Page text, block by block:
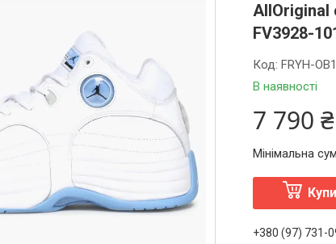
AllOriginal
FV3928-
В наявності
Код: FRYH-
7 790 ₴
Мінімальна
+380 (97) 731-